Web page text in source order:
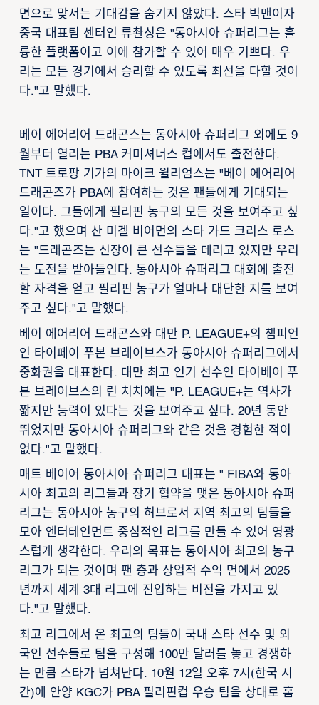
면으로 맞서는 기대감을 숨기지 않았다. 스타 빅맨이자
중국 대표팀 센터인 류촨싱은 "동아시아 슈퍼리그는 훌
륭한 플랫폼이고 이에 참가할 수 있어 매우 기쁘다. 우
리는 모든 경기에서 승리할 수 있도록 최선을 다할 것이
다."고 말했다.
베이 에어리어 드래곤스는 동아시아 슈퍼리그 외에도 9
월부터 열리는 PBA 커미셔너스 컵에서도 출전한다.
TNT 트로팡 기가의 마이크 윌리엄스는 "베이 에어리어
드래곤즈가 PBA에 참여하는 것은 팬들에게 기대되는
일이다. 그들에게 필리핀 농구의 모든 것을 보여주고 싶
다."고 했으며 산 미겔 비어먼의 스타 가드 크리스 로스
는 "드래곤즈는 신장이 큰 선수들을 데리고 있지만 우리
는 도전을 받아들인다. 동아시아 슈퍼리그 대회에 출전
할 자격을 얻고 필리핀 농구가 얼마나 대단한 지를 보여
주고 싶다."고 말했다.
베이 에어리어 드래곤스와 대만 P. LEAGUE+의 챔피언
인 타이페이 푸본 브레이브스가 동아시아 슈퍼리그에서
중화권을 대표한다. 대만 최고 인기 선수인 타이베이 푸
본 브레이브스의 린 치치에는 "P. LEAGUE+는 역사가
짧지만 능력이 있다는 것을 보여주고 싶다. 20년 동안
뛰었지만 동아시아 슈퍼리그와 같은 것을 경험한 적이
없다."고 말했다.
매트 베이어 동아시아 슈퍼리그 대표는 " FIBA와 동아
시아 최고의 리그들과 장기 협약을 맺은 동아시아 슈퍼
리그는 동아시아 농구의 허브로서 지역 최고의 팀들을
모아 엔터테인먼트 중심적인 리그를 만들 수 있어 영광
스럽게 생각한다. 우리의 목표는 동아시아 최고의 농구
리그가 되는 것이며 팬 층과 상업적 수익 면에서 2025
년까지 세계 3대 리그에 진입하는 비전을 가지고 있
다."고 말했다.
최고 리그에서 온 최고의 팀들이 국내 스타 선수 및 외
국인 선수들로 팀을 구성해 100만 달러를 놓고 경쟁하
는 만큼 스타가 넘쳐난다. 10월 12일 오후 7시(한국 시
간)에 안양 KGC가 PBA 필리핀컵 우승 팀을 상대로 홈